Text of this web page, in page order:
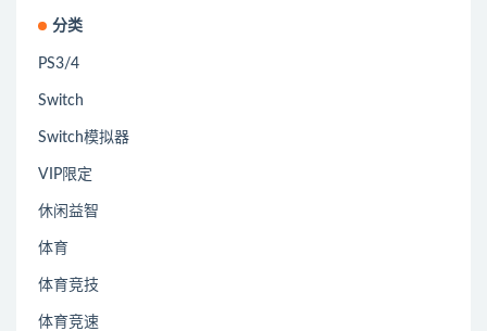
分类
PS3/4
Switch
Switch模拟器
VIP限定
休闲益智
体育
体育竞技
体育竞速